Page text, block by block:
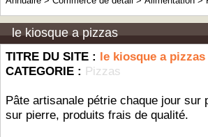
le kiosque a pizzas
TITRE DU SITE : le kiosque a pizzas
CATEGORIE : Pizzas
Pâte artisanale pétrie chaque jour
sur pierre, produits frais de qualité.